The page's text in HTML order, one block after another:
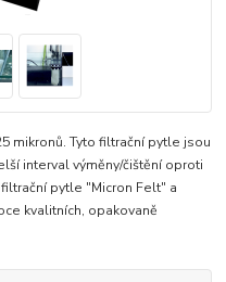
mikronů. Tyto filtrační pytle jsou
interval výměny/čištění oproti
pytle "Micron Felt" a
kvalitních, opakovaně